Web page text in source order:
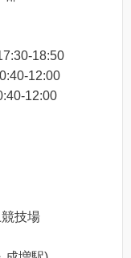
18:50
12:00
12:00
技場